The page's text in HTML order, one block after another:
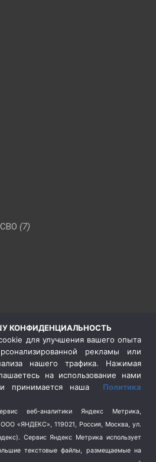
(7)
(404)
КОНФИДЕНЦИАЛЬНОСТЬ
для улучшения вашего опыта
рекламы или
нашего трафика. Нажимая
на использование нами
принимается наша Политика
веб-аналитики Яндекс Метрика,
«ЯНДЕКС», 119021, Россия, Москва, ул.
Сервис Яндекс Метрика использует
текстовые файлы, размещаемые на